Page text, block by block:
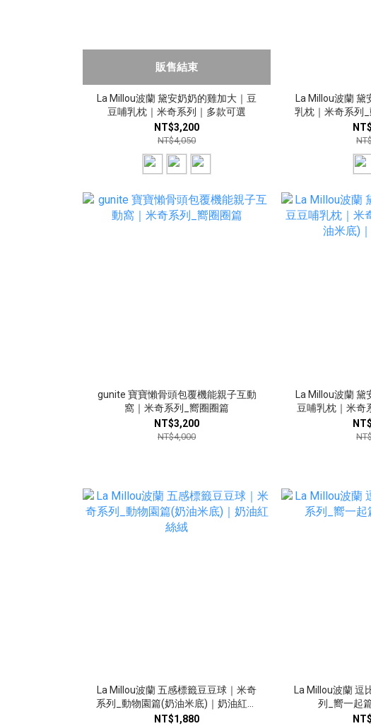
販售結束
La Millou波蘭 黛安奶奶的雞加大｜豆
豆哺乳枕｜米奇系列｜多款可選
NT$3,200
NT$4,050
La Millou波蘭 黛
乳枕｜米奇系列
｜
gunite 寶寶懶骨頭包覆機能親子互動
窩｜米奇系列_嚮圈圈篇
NT$3,200
NT$4,000
La Millou波蘭 黛
豆哺乳枕｜米奇
米底)｜
La Millou波蘭 五感標籤豆豆球｜米奇
系列_動物園篇(奶油米底)｜奶油紅絲
絨
NT$1,880
La Millou波蘭 逗
列_嚮一起